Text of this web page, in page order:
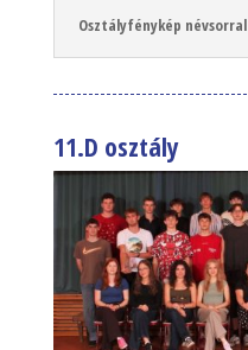
Osztályfénykép névsorral
11.D osztály